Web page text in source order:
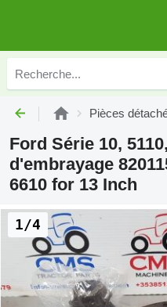
Pièces
Ford Série 10,
d'embrayage
6610 for 13 Inch
1/4